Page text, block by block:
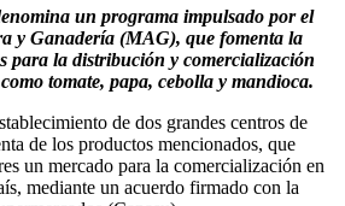
un programa impulsado por el
y Ganadería (MAG), que fomenta la
para la distribución y comercialización
tomate, papa, cebolla y mandioca.
de dos grandes centros de
de los productos mencionados, que
un mercado para la comercialización en
mediante un acuerdo firmado con la